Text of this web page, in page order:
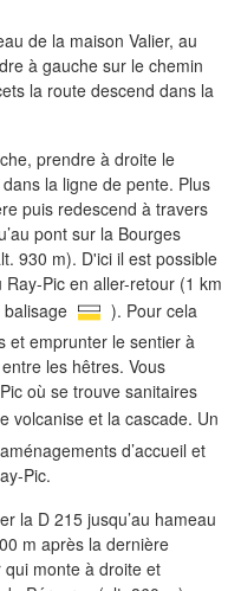
de la maison Valier, au
à gauche sur le chemin
la route descend dans la
prendre à droite le
la ligne de pente. Plus
puis redescend à travers
pont sur la Bourges
930 m). D'ici il est possible
Pic en aller-retour (1 km
). Pour cela
et emprunter le sentier à
les hêtres. Vous
où se trouve sanitaires
volcanise et la cascade. Un
d’accueil et
Pic.
la D 215 jusqu’au hameau
m après la dernière
monte à droite et